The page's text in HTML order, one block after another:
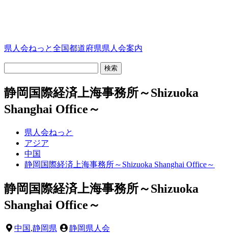
県人会ねっと全国都道府県県人会案内
静岡国際経済上海事務所～Shizuoka
Shanghai Office～
県人会ねっと
アジア
中国
静岡国際経済上海事務所～Shizuoka Shanghai Office～
静岡国際経済上海事務所～Shizuoka
Shanghai Office～
中国,静岡県 静岡県人会